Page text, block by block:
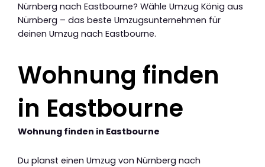
Nürnberg nach Eastbourne? Wähle Umzug König aus
Nürnberg – das beste Umzugsunternehmen für
deinen Umzug nach Eastbourne.
Wohnung finden
in Eastbourne
Wohnung finden in Eastbourne
Du planst einen Umzug von Nürnberg nach